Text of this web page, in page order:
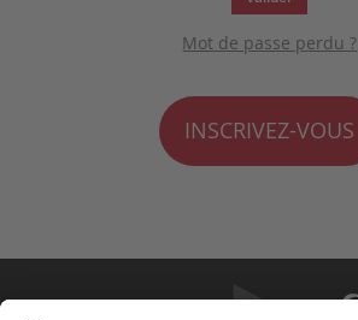
Mot de passe perdu ?
INSCRIVEZ-VOUS